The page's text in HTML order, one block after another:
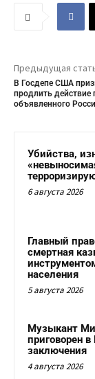
Предыдущая
В Госдепе США
продлить действие
объявленного
Убийства,
6 августа 2026
Главный
смертная
населения
5 августа 2026
Музыкант
приговорен
заключения
4 августа 2026